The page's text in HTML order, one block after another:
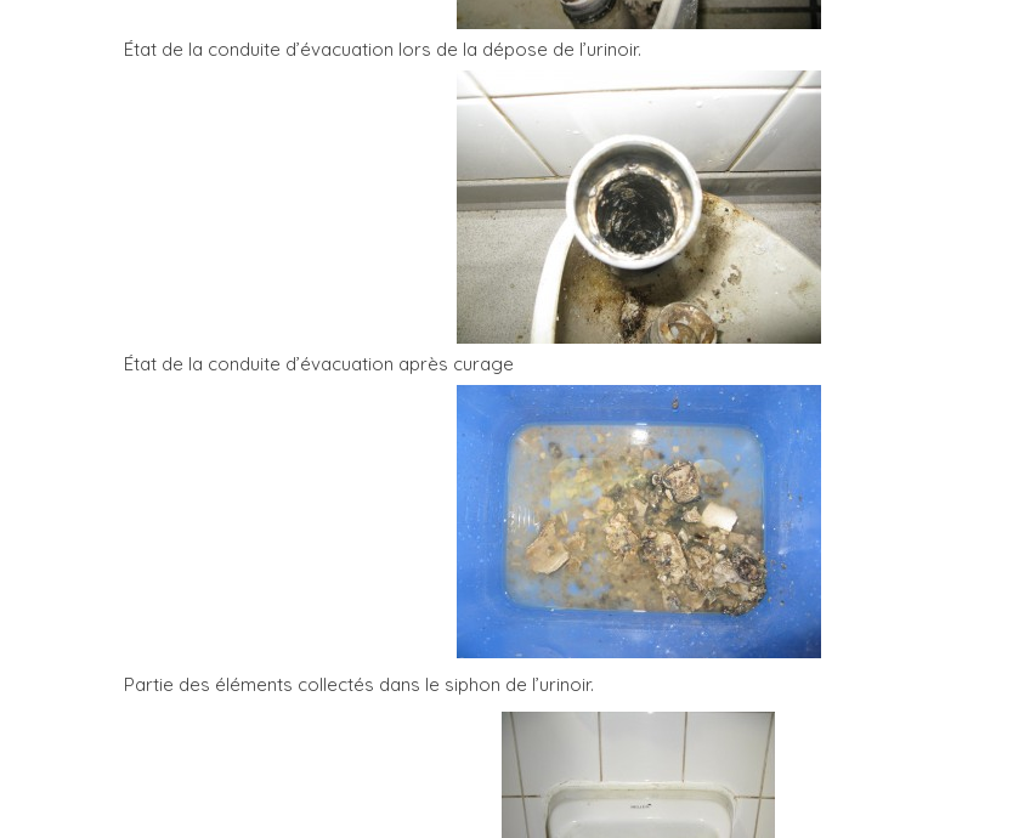
État de la conduite d’évacuation lors de la dépose de l’urinoir.
État de la conduite d’évacuation après curage
Partie des éléments collectés dans le siphon de l’urinoir.